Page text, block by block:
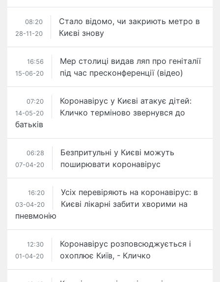
08:20
28-11-20
Стало відомо, чи закриють метро в
Києві знову
16:56
15-06-20
Мер столиці видав ляп про геніталії
під час пресконференції (відео)
07:20
14-05-20
Коронавірус у Києві атакує дітей:
Кличко терміново звернувся до
батьків
06:28
07-04-20
Безпритульні у Києві можуть
поширювати коронавірус
16:20
03-04-20
Усіх перевіряють на коронавірус: в
Києві лікарні забити хворими на
пневмонію
12:30
01-04-20
Коронавірус розповсюджується і
охоплює Київ, - Кличко